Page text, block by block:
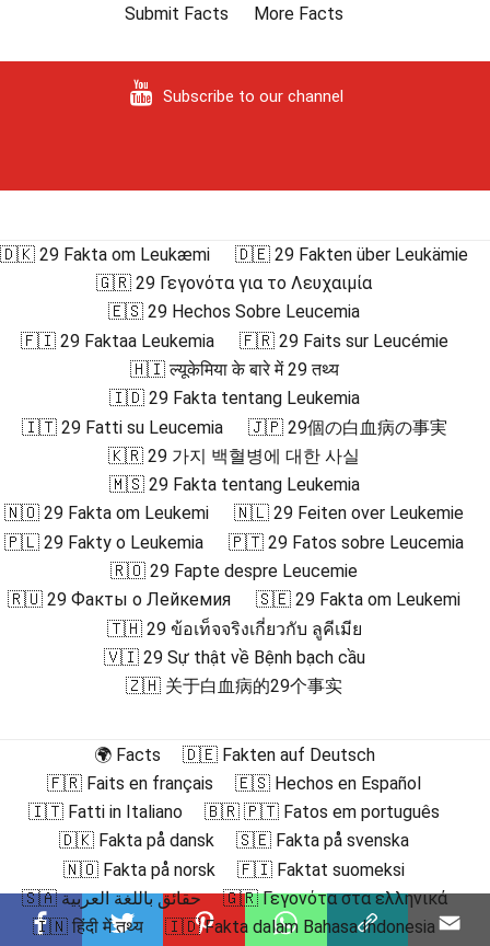
Submit Facts
More Facts
Subscribe to our channel
🇩🇰 29 Fakta om Leukæmi
🇩🇪 29 Fakten über Leukämie
🇬🇷 29 Γεγονότα για το Λευχαιμία
🇪🇸 29 Hechos Sobre Leucemia
🇫🇮 29 Faktaa Leukemia
🇫🇷 29 Faits sur Leucémie
🇭🇮 ल्यूकेमिया के बारे में 29 तथ्य
🇮🇩 29 Fakta tentang Leukemia
🇮🇹 29 Fatti su Leucemia
🇯🇵 29個の白血病の事実
🇰🇷 29 가지 백혈병에 대한 사실
🇲🇸 29 Fakta tentang Leukemia
🇳🇴 29 Fakta om Leukemi
🇳🇱 29 Feiten over Leukemie
🇵🇱 29 Fakty o Leukemia
🇵🇹 29 Fatos sobre Leucemia
🇷🇴 29 Fapte despre Leucemie
🇷🇺 29 Факты о Лейкемия
🇸🇪 29 Fakta om Leukemi
🇹🇭 29 ข้อเท็จจริงเกี่ยวกับ ลูคีเมีย
🇻🇮 29 Sự thật về Bệnh bạch cầu
🇿🇭 关于白血病的29个事实
🌍 Facts
🇩🇪 Fakten auf Deutsch
🇫🇷 Faits en français
🇪🇸 Hechos en Español
🇮🇹 Fatti in Italiano
🇧🇷 🇵🇹 Fatos em português
🇩🇰 Fakta på dansk
🇸🇪 Fakta på svenska
🇳🇴 Fakta på norsk
🇫🇮 Faktat suomeksi
🇸🇦 حقائق باللغة العربية
🇬🇷 Γεγονότα στα ελληνικά
🇮🇳 हिंदी में तथ्य
🇮🇩 Fakta dalam Bahasa Indonesia